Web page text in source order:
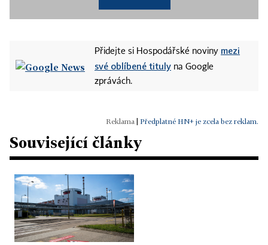
Přidejte si Hospodářské noviny mezi
své oblíbené tituly na Google
zprávách.
Předplatné HN+ je zcela bez reklam.
Související články